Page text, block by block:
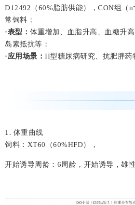
D12492（60%脂肪供能），CON组（
常饲料；
·表型： 体重增加、血脂升高、血糖升
岛素抵抗等；
·应用场景： II型糖尿病研究、抗肥胖药
1. 体重曲线
饲料：XT60（60%HFD），
开始诱导周龄：6周龄，开始诱导，雄